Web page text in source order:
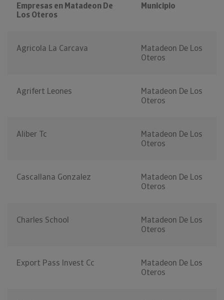
Empresas en Matadeon De
Los Oteros
Municipio
Agricola La Carcava
Matadeon De Los
Oteros
Agrifert Leones
Matadeon De Los
Oteros
Aliber Tc
Matadeon De Los
Oteros
Cascallana Gonzalez
Matadeon De Los
Oteros
Charles School
Matadeon De Los
Oteros
Export Pass Invest Cc
Matadeon De Los
Oteros